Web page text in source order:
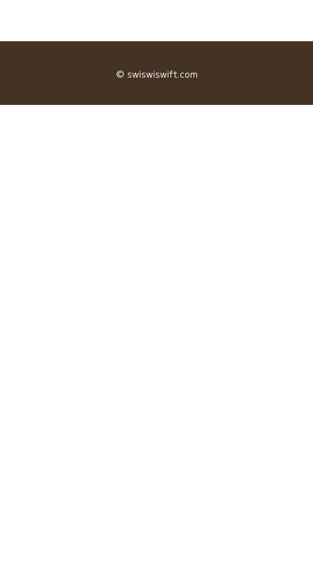
© swiswiswift.com